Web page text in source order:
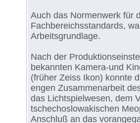
Auch das Normenwerk für
Fachbereichsstandards,
Arbeitsgrundlage.
Nach der
bekannten Kamera-und
(früher Zeiss Ikon) konnte
engen Zusammenarbeit
das Lichtspielwesen, dem
tschechoslowakischen
Anschluß an das